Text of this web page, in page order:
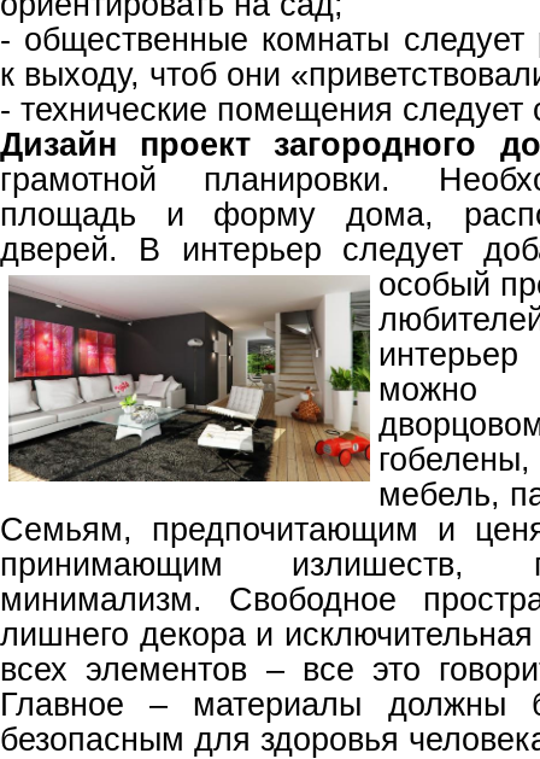
- общественные комнаты следует
к выходу, чтоб они
- технические помещения следует
Дизайн проект загородного
грамотной планировки.
площадь и форму дома,
дверей. В интерьер следует
особый
интерьер
можно
мебель,
Семьям, предпочитающим и
принимающим излишеств,
минимализм. Свободное
лишнего декора и
всех элементов – все это
Главное – материалы должны
безопасным для здоровья